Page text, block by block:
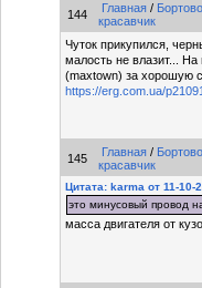
144 Главная /
красавчик
Чуток прикупился,
малость не влазит...
(maxtown) за хорошую
https://erg.com.ua/
145 Главная /
красавчик
Цитата: karma от 11-10-
это минусовый провод
масса двигателя от